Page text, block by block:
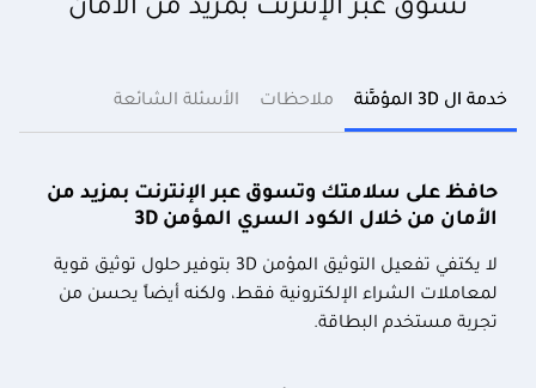
تسوق عبر الإنترنت بمزيد من الأمان
خدمة ال 3D المؤمَّنة ملاحظات الأسئلة الشائعة
حافظ على سلامتك وتسوق عبر الإنترنت بمزيد من
الأمان من خلال الكود السري المؤمن 3D
لا يكتفي تفعيل التوثيق المؤمن 3D بتوفير حلول توثيق قوية
لمعاملات الشراء الإلكترونية فقط، ولكنه أيضاً يحسن من
تجربة مستخدم البطاقة.